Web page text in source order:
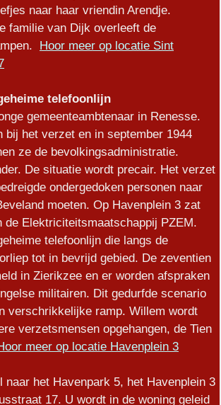
naar haar vriendin Arendje.
familie van Dijk overleeft de
Hoor meer op locatie Sint
telefoonlijn
gemeenteambtenaar in Renesse.
bij het verzet en in september 1944
ze de bevolkingsadministratie.
De situatie wordt precair. Het verzet
ondergedoken personen naar
moeten. Op Havenplein 3 zat
de Elektriciteitsmaatschappij PZEM.
telefoonlijn die langs de
tot in bevrijd gebied. De zeventien
in Zierikzee en er worden afspraken
militairen. Dit gedurfde scenario
verschrikkelijke ramp. Willem wordt
verzetsmensen opgehangen, de Tien
meer op locatie Havenplein 3
naar het Havenpark 5, het Havenplein 3
17. U wordt in de woning geleid